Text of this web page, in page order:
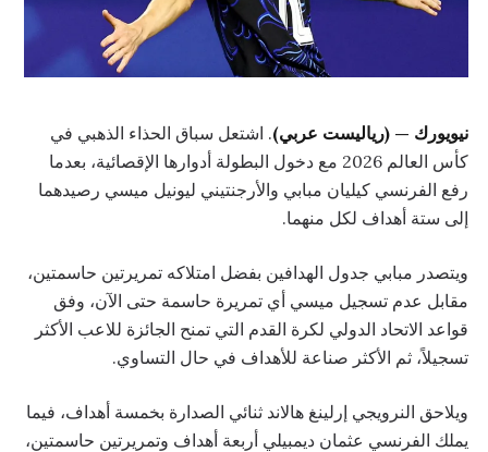
نيويورك — (رياليست عربي). اشتعل سباق الحذاء الذهبي في
كأس العالم 2026 مع دخول البطولة أدوارها الإقصائية، بعدما
رفع الفرنسي كيليان مبابي والأرجنتيني ليونيل ميسي رصيدهما
إلى ستة أهداف لكل منهما.
ويتصدر مبابي جدول الهدافين بفضل امتلاكه تمريرتين حاسمتين،
مقابل عدم تسجيل ميسي أي تمريرة حاسمة حتى الآن، وفق
قواعد الاتحاد الدولي لكرة القدم التي تمنح الجائزة للاعب الأكثر
تسجيلاً، ثم الأكثر صناعة للأهداف في حال التساوي.
ويلاحق النرويجي إرلينغ هالاند ثنائي الصدارة بخمسة أهداف، فيما
يملك الفرنسي عثمان ديمبيلي أربعة أهداف وتمريرتين حاسمتين،